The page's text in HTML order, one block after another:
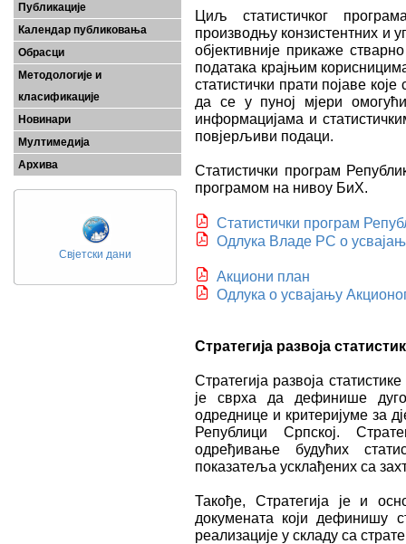
Публикације
Календар публиковања
Обрасци
Методологије и
класификације
Новинари
Мултимедија
Архива
Свјетски дани
Циљ статистичког
производњу конзистентних и
објективније прикаже
података крајњим
статистички прати појаве
да се у пуној мјери
информацијама и
повјерљиви подаци.
Статистички програм
програмом на нивоу БиХ.
Статистички програм
Одлука Владе РС о
Акциони план
Одлука о усвајању
Стратегија развоја
Стратегија развоја
је сврха да дефинише
одреднице и критеријуме за
Републици Српској.
одређивање будућих
показатеља усклађених са
Такође, Стратегија је и
докумената који дефинишу
реализације у складу са